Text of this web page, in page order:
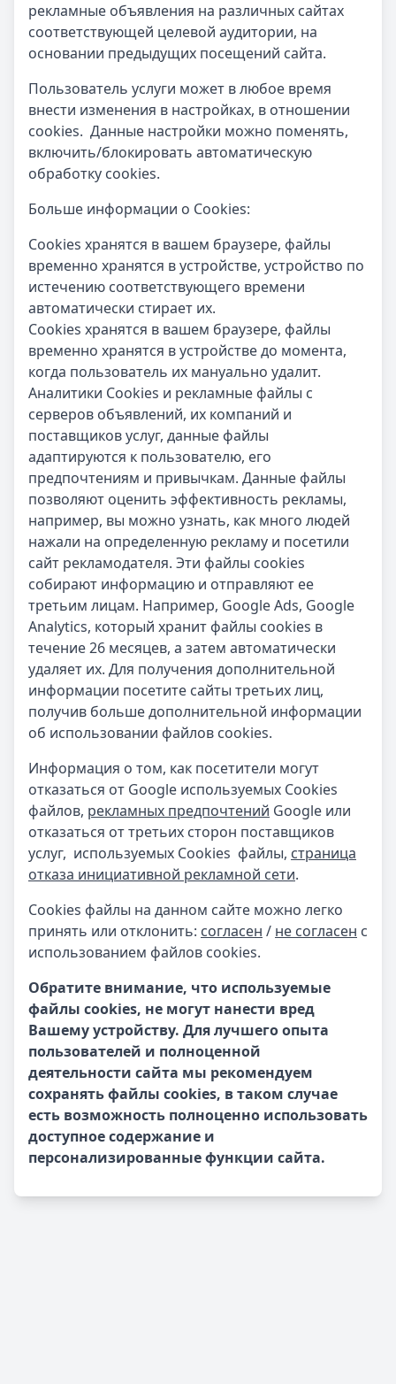
рекламные объявления на различных сайтах
соответствующей целевой аудитории, на
основании предыдущих посещений сайта.
Пользователь услуги может в любое время
внести изменения в настройках, в отношении
cookies. Данные настройки можно поменять,
включить/блокировать автоматическую
обработку cookies.
Больше информации о Cookies:
Cookies хранятся в вашем браузере, файлы
временно хранятся в устройстве, устройство по
истечению соответствующего времени
автоматически стирает их.
Cookies хранятся в вашем браузере, файлы
временно хранятся в устройстве до момента,
когда пользователь их мануально удалит.
Аналитики Cookies и рекламные файлы с
серверов объявлений, их компаний и
поставщиков услуг, данные файлы
адаптируются к пользователю, его
предпочтениям и привычкам. Данные файлы
позволяют оценить эффективность рекламы,
например, вы можно узнать, как много людей
нажали на определенную рекламу и посетили
сайт рекламодателя. Эти файлы cookies
собирают информацию и отправляют ее
третьим лицам. Например, Google Ads, Google
Analytics, который хранит файлы cookies в
течение 26 месяцев, а затем автоматически
удаляет их. Для получения дополнительной
информации посетите сайты третьих лиц,
получив больше дополнительной информации
об использовании файлов cookies.
Информация о том, как посетители могут
отказаться от Google используемых Cookies
файлов, рекламных предпочтений Google или
отказаться от третьих сторон поставщиков
услуг, используемых Cookies файлы, страница
отказа инициативной рекламной сети.
Cookies файлы на данном сайте можно легко
принять или отклонить: согласен / не согласен с
использованием файлов cookies.
Обратите внимание, что используемые
файлы cookies, не могут нанести вред
Вашему устройству. Для лучшего опыта
пользователей и полноценной
деятельности сайта мы рекомендуем
сохранять файлы cookies, в таком случае
есть возможность полноценно использовать
доступное содержание и
персонализированные функции сайта.